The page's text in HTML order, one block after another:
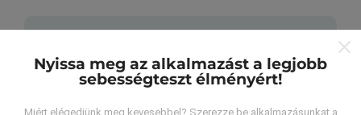
Nyissa meg az alkalmazást a legjobb
sebességteszt élményért!
Miért elégedjünk meg kevesebbel? Szerezze be alkalmazásunkat a